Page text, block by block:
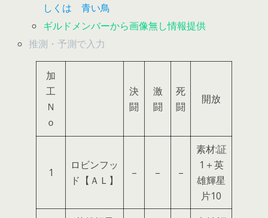
しくは 青い鳥
ギルドメンバーから画像無し情報提供
推測・予測で入力
加
工
Ｎ
ｏ
決
闘
激
闘
死
闘
開放
1
ロビンフッ
ド【ＡＬ】
– – –
素材:証
1＋英
雄輝星
片10